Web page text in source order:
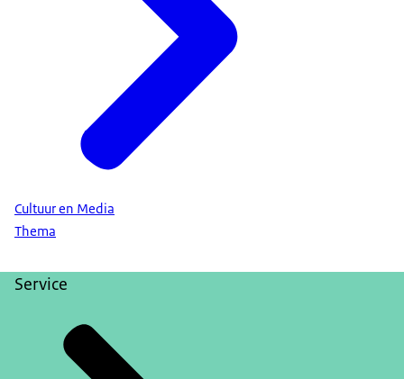
Cultuur en Media
Thema
Service